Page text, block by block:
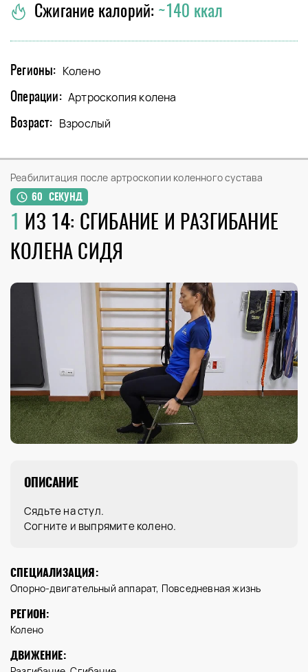
Сжигание калорий: ~140 ккал
Регионы: Колено
Операции: Артроскопия колена
Возраст: Взрослый
Реабилитация после артроскопии коленного сустава
60 СЕКУНД
1 ИЗ 14: СГИБАНИЕ И РАЗГИБАНИЕ
КОЛЕНА СИДЯ
ОПИСАНИЕ
Сядьте на стул.
Согните и выпрямите колено.
СПЕЦИАЛИЗАЦИЯ:
Опорно-двигательный аппарат, Повседневная жизнь
РЕГИОН:
Колено
ДВИЖЕНИЕ: